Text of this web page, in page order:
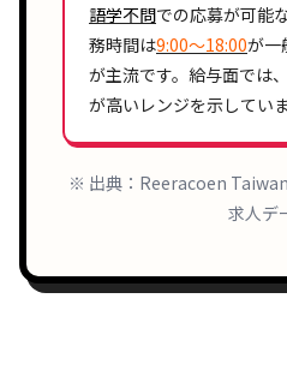
語学不問での応募が可能
務時間は9:00〜18:00が一
が主流です。給与面では、
が高いレンジを示していま
※ 出典：Reeracoen Taiwan
求人デ